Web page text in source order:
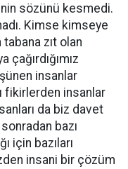
sözünü kesmedi.
Kimse kimseye
tabana zıt olan
insanlar
fikirlerden insanlar
da biz davet
bazı
için bazıları
insani bir çözüm